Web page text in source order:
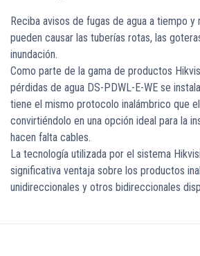
Reciba avisos de fugas de agua a tiempo y
pueden causar las tuberías rotas, las
inundación.
Como parte de la gama de productos
pérdidas de agua DS-PDWL-E-WE se
tiene el mismo protocolo inalámbrico que
convirtiéndolo en una opción ideal para la
hacen falta cables.
La tecnología utilizada por el sistema
significativa ventaja sobre los productos
unidireccionales y otros bidireccionales